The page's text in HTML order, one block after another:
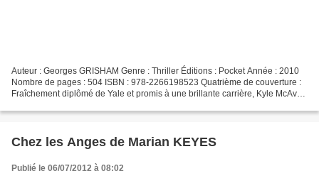
Auteur : Georges GRISHAM Genre : Thriller Éditions : Pocket Année : 2010
Nombre de pages : 504 ISBN : 978-2266198523 Quatrième de couverture :
Fraîchement diplômé de Yale et promis à une brillante carrière, Kyle McAvoy,
Chez les Anges de Marian KEYES
Publié le 06/07/2012 à 08:02